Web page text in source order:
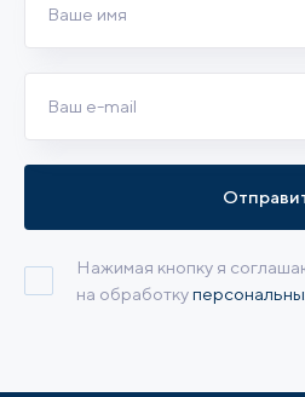
Нажимая кнопку я
на обработку